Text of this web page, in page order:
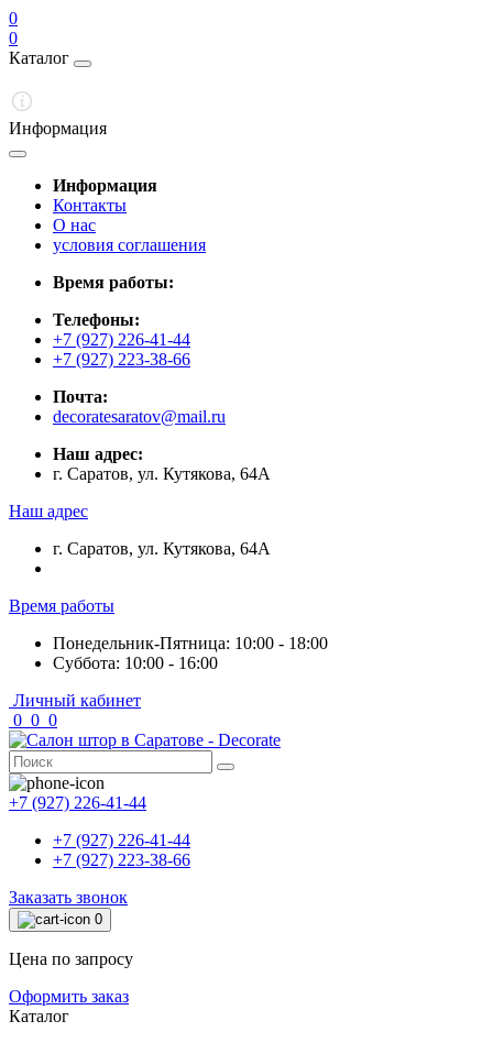
0
0
Каталог
Информация
Информация
Контакты
О нас
условия соглашения
Время работы:
Телефоны:
+7 (927) 226-41-44
+7 (927) 223-38-66
Почта:
decoratesaratov@mail.ru
Наш адрес:
г. Саратов, ул. Кутякова, 64А
Наш адрес
г. Саратов, ул. Кутякова, 64А
Время работы
Понедельник-Пятница: 10:00 - 18:00
Суббота: 10:00 - 16:00
Личный кабинет
0 0 0
+7 (927) 226-41-44
+7 (927) 226-41-44
+7 (927) 223-38-66
Заказать звонок
0
Цена по запросу
Оформить заказ
Каталог